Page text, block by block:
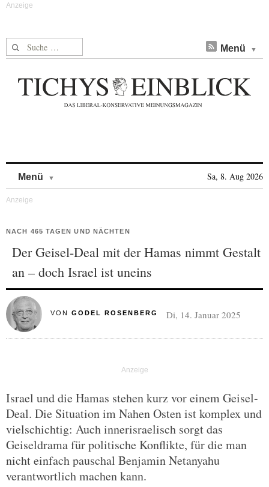
Suche nach: Menü
Menü Sa, 8. Aug 2026
NACH 465 TAGEN UND NÄCHTEN
Der Geisel-Deal mit der Hamas nimmt Gestalt
an – doch Israel ist uneins
VON GODEL ROSENBERG Di, 14. Januar 2025
Israel und die Hamas stehen kurz vor einem Geisel-
Deal. Die Situation im Nahen Osten ist komplex und
vielschichtig: Auch innerisraelisch sorgt das
Geiseldrama für politische Konflikte, für die man
nicht einfach pauschal Benjamin Netanyahu
verantwortlich machen kann.